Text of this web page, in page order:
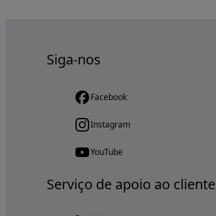
Siga-nos
Facebook
Instagram
YouTube
Serviço de apoio ao cliente